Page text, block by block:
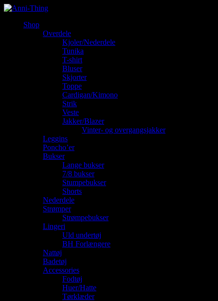
Shop
Overdele
Kjoler/Nederdele
Tunika
T-shirt
Bluser
Skjorter
Toppe
Cardigan/Kimono
Strik
Veste
Jakker/Blazer
Vinter- og overgangsjakker
Leggins
Poncho’er
Bukser
Lange bukser
7/8 bukser
Stumpebukser
Shorts
Nederdele
Strømper
Strømpebukser
Lingeri
Uld undertøj
BH Forlængere
Nattøj
Badetøj
Accessories
Fodtøj
Huer/Hatte
Tørklæder